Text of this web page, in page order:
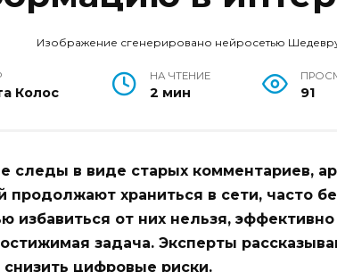
Изображение сгенерировано нейросетью
Колос
НА ЧТЕНИЕ
2 мин 91
следы в виде старых комментариев,
продолжают храниться в сети, часто
избавиться от них нельзя,
задача. Эксперты
цифровые риски.